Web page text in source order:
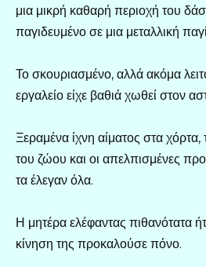
μια μικρή καθαρή περιοχή του
παγιδευμένο σε μια μεταλλική
Το σκουριασμένο, αλλά ακόμα
εργαλείο είχε βαθιά χωθεί στον
Ξεραμένα ίχνη αίματος στα χόρτα,
του ζώου και οι απελπισμένες
τα έλεγαν όλα.
Η μητέρα ελέφαντας πιθανότατα
κίνηση της προκαλούσε πόνο.